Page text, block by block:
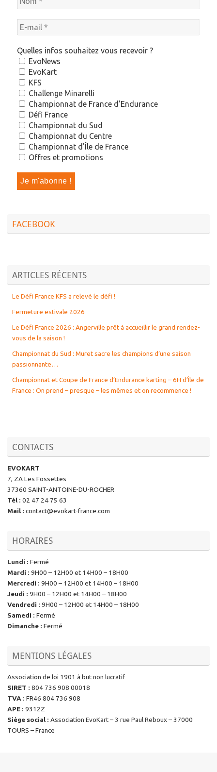
Quelles infos souhaitez vous recevoir ?
EvoNews
EvoKart
KFS
Challenge Minarelli
Championnat de France d'Endurance
Défi France
Championnat du Sud
Championnat du Centre
Championnat d'Île de France
Offres et promotions
FACEBOOK
ARTICLES RÉCENTS
Le Défi France KFS a relevé le défi !
Fermeture estivale 2026
Le Défi France 2026 : Angerville prêt à accueillir le grand rendez-
vous de la saison !
Championnat du Sud : Muret sacre les champions d’une saison
passionnante…
Championnat et Coupe de France d’Endurance karting – 6H d’Île de
France : On prend – presque – les mêmes et on recommence !
CONTACTS
EVOKART
7, ZA Les Fossettes
37360 SAINT-ANTOINE-DU-ROCHER
Tél : 02 47 24 75 63
Mail : contact@evokart-france.com
HORAIRES
Lundi : Fermé
Mardi : 9H00 – 12H00 et 14H00 – 18H00
Mercredi : 9H00 – 12H00 et 14H00 – 18H00
Jeudi : 9H00 – 12H00 et 14H00 – 18H00
Vendredi : 9H00 – 12H00 et 14H00 – 18H00
Samedi : Fermé
Dimanche : Fermé
MENTIONS LÉGALES
Association de loi 1901 à but non lucratif
SIRET : 804 736 908 00018
TVA : FR46 804 736 908
APE : 9312Z
Siège social : Association EvoKart – 3 rue Paul Reboux – 37000
TOURS – France